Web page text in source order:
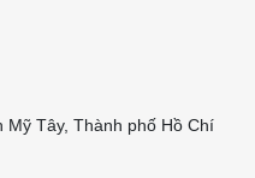
Tây, Thành phố Hồ Chí